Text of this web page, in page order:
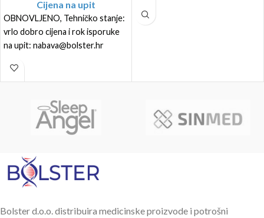
Cijena na upit
OBNOVLJENO, Tehničko stanje:
vrlo dobro cijena i rok isporuke
na upit: nabava@bolster.hr
Bolster d.o.o. distribuira medicinske proizvode i potrošni